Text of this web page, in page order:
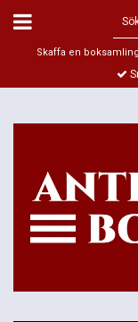
Skaffa en